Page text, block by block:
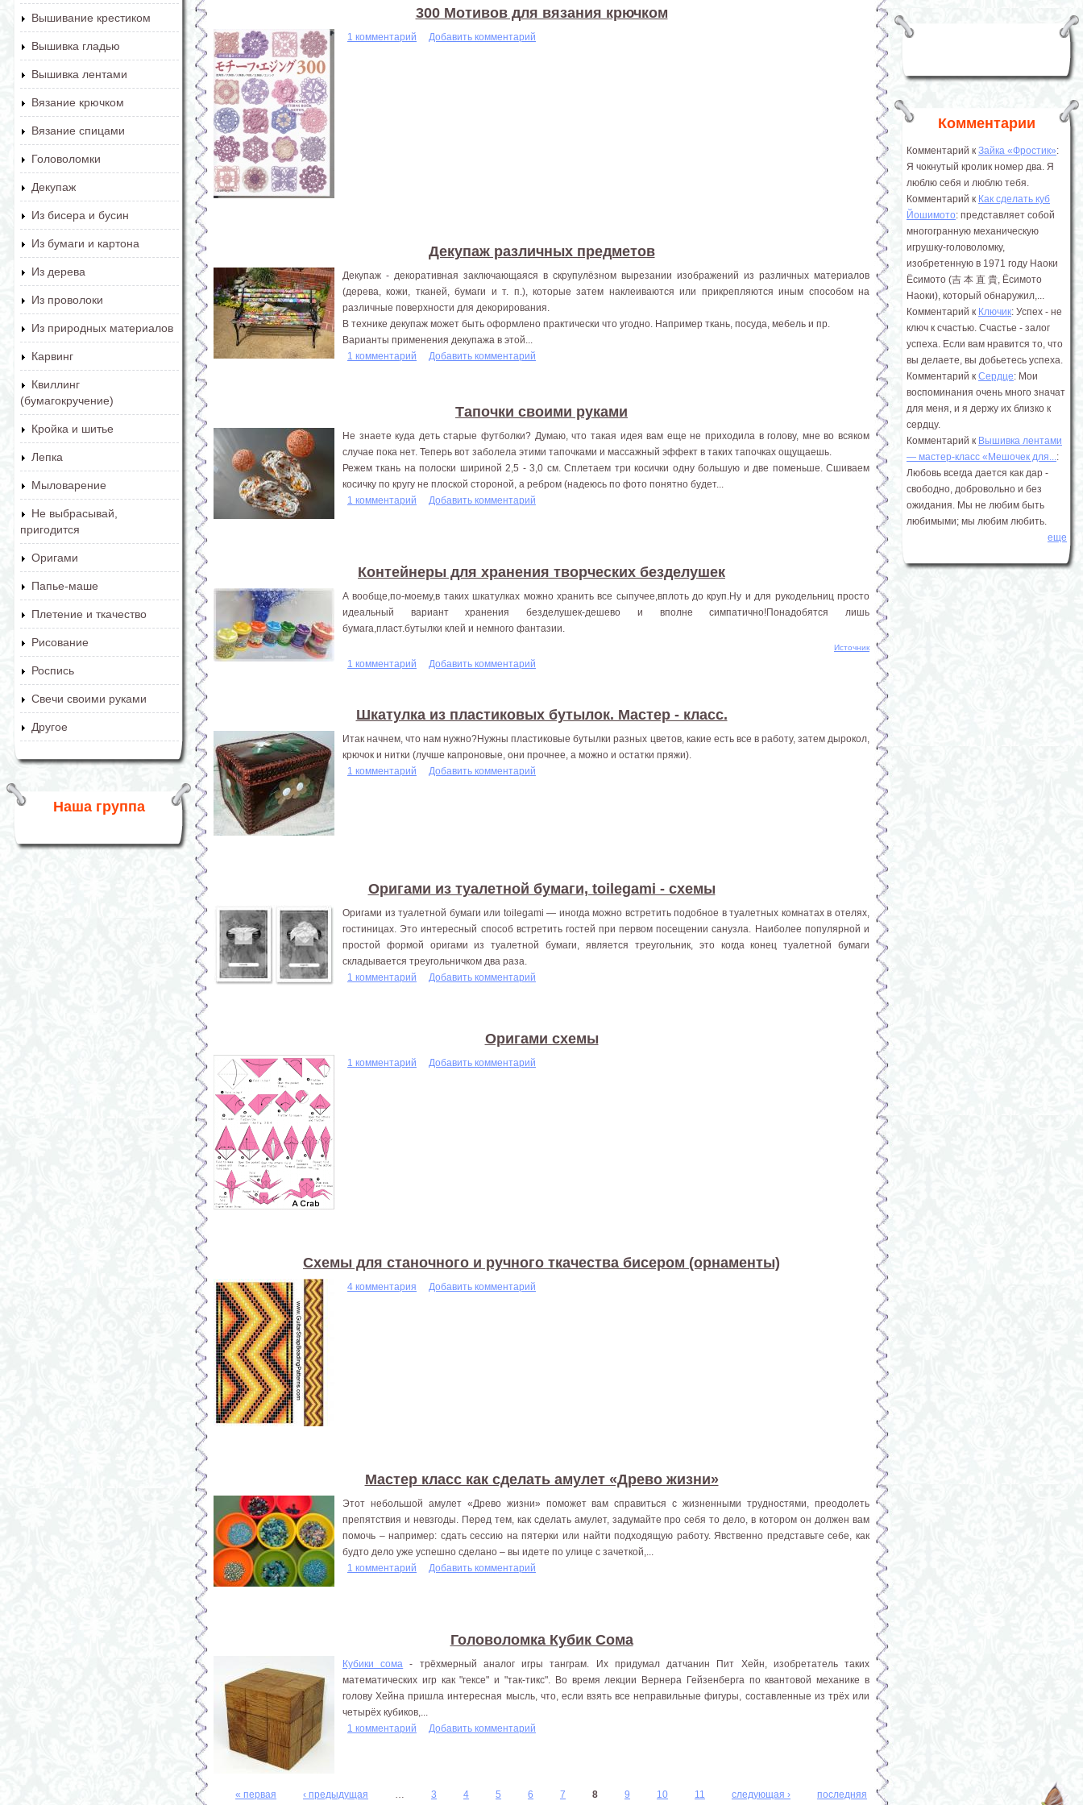
Вышивание крестиком
Вышивка гладью
Вышивка лентами
Вязание крючком
Вязание спицами
Головоломки
Декупаж
Из бисера и бусин
Из бумаги и картона
Из дерева
Из проволоки
Из природных материалов
Карвинг
Квиллинг
(бумагокручение)
Кройка и шитье
Лепка
Мыловарение
Не выбрасывай,
пригодится
Оригами
Папье-маше
Плетение и ткачество
Рисование
Роспись
Свечи своими руками
Другое
Наша группа
300 Мотивов для вязания крючком
1 комментарий Добавить комментарий
Декупаж различных предметов
Декупаж - декоративная заключающаяся в скрупулёзном вырезании изображений из различных материалов
(дерева, кожи, тканей, бумаги и т. п.), которые затем наклеиваются или прикрепляются иным способом на
различные поверхности для декорирования.
В технике декупаж может быть оформлено практически что угодно. Например ткань, посуда, мебель и пр.
Варианты применения декупажа в этой...
1 комментарий
Добавить комментарий
Тапочки своими руками
Не знаете куда деть старые футболки? Думаю, что такая идея вам еще не приходила в голову, мне во всяком
случае пока нет. Теперь вот заболела этими тапочками и массажный эффект в таких тапочках ощущаешь.
Режем ткань на полоски шириной 2,5 - 3,0 см. Сплетаем три косички одну большую и две поменьше. Сшиваем
косичку по кругу не плоской стороной, а ребром (надеюсь по фото понятно будет...
1 комментарий
Добавить комментарий
Контейнеры для хранения творческих безделушек
А вообще,по-моему,в таких шкатулках можно хранить все сыпучее,вплоть до круп.Ну и для рукодельниц просто
идеальный вариант хранения безделушек-дешево и вполне симпатично!Понадобятся лишь
бумага,пласт.бутылки клей и немного фантазии.
Источник
1 комментарий Добавить комментарий
Шкатулка из пластиковых бутылок. Мастер - класс.
Итак начнем, что нам нужно?Нужны пластиковые бутылки разных цветов, какие есть все в работу, затем дырокол,
крючок и нитки (лучше капроновые, они прочнее, а можно и остатки пряжи).
1 комментарий
Добавить комментарий
Оригами из туалетной бумаги, toilegami - схемы
Оригами из туалетной бумаги или toilegami — иногда можно встретить подобное в туалетных комнатах в отелях,
гостиницах. Это интересный способ встретить гостей при первом посещении санузла. Наиболее популярной и
простой формой оригами из туалетной бумаги, является треугольник, это когда конец туалетной бумаги
складывается треугольничком два раза.
1 комментарий
Добавить комментарий
Оригами схемы
1 комментарий Добавить комментарий
Схемы для станочного и ручного ткачества бисером (орнаменты)
4 комментария Добавить комментарий
Мастер класс как сделать амулет «Древо жизни»
Этот небольшой амулет «Древо жизни» поможет вам справиться с жизненными трудностями, преодолеть
препятствия и невзгоды. Перед тем, как сделать амулет, задумайте про себя то дело, в котором он должен вам
помочь – например: сдать сессию на пятерки или найти подходящую работу. Явственно представьте себе, как
будто дело уже успешно сделано – вы идете по улице с зачеткой,...
1 комментарий
Добавить комментарий
Головоломка Кубик Сома
Кубики сома - трёхмерный аналог игры танграм. Их придумал датчанин Пит Хейн, изобретатель таких
математических игр как "гексе" и "так-тикс". Во время лекции Вернера Гейзенберга по квантовой механике в
голову Хейна пришла интересная мысль, что, если взять все неправильные фигуры, составленные из трёх или
четырёх кубиков,...
1 комментарий
Добавить комментарий
« первая ‹ предыдущая 3 4 5 6 7 8 9 10 11 следующая ›
последняя
Комментарии
Комментарий к Зайка «Фростик»:
Я чокнутый кролик номер два. Я
люблю себя и люблю тебя.
Комментарий к Как сделать куб
Йошимото: представляет собой
многогранную механическую
игрушку-головоломку,
изобретенную в 1971 году Наоки
Ёсимото (吉 本 直 貴, Ёсимото
Наоки), который обнаружил,...
Комментарий к Ключик: Успех - не
ключ к счастью. Счастье - залог
успеха. Если вам нравится то, что
вы делаете, вы добьетесь успеха.
Комментарий к Сердце: Мои
воспоминания очень много значат
для меня, и я держу их близко к
сердцу.
Комментарий к Вышивка лентами
― мастер-класс «Мешочек для...:
Любовь всегда дается как дар -
свободно, добровольно и без
ожидания. Мы не любим быть
любимыми; мы любим любить.
еще